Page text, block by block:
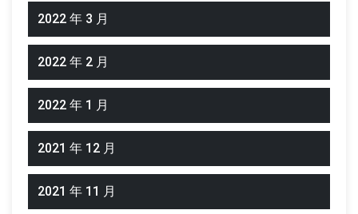
2022 年 3 月
2022 年 2 月
2022 年 1 月
2021 年 12 月
2021 年 11 月